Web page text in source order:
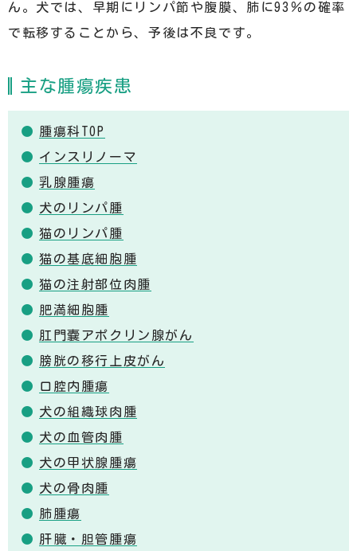
ん。犬では、早期にリンパ節や腹膜、肺に93％の確率
で転移することから、予後は不良です。
主な腫瘍疾患
腫瘍科TOP
インスリノーマ
乳腺腫瘍
犬のリンパ腫
猫のリンパ腫
猫の基底細胞腫
猫の注射部位肉腫
肥満細胞腫
肛門嚢アポクリン腺がん
膀胱の移行上皮がん
口腔内腫瘍
犬の組織球肉腫
犬の血管肉腫
犬の甲状腺腫瘍
犬の骨肉腫
肺腫瘍
肝臓・胆管腫瘍